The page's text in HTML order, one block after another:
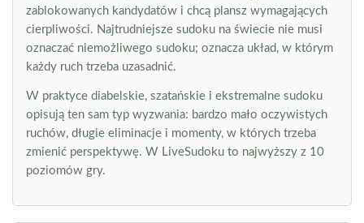
zablokowanych kandydatów i chcą plansz wymagających
cierpliwości. Najtrudniejsze sudoku na świecie nie musi
oznaczać niemożliwego sudoku; oznacza układ, w którym
każdy ruch trzeba uzasadnić.
W praktyce diabelskie, szatańskie i ekstremalne sudoku
opisują ten sam typ wyzwania: bardzo mało oczywistych
ruchów, długie eliminacje i momenty, w których trzeba
zmienić perspektywę. W LiveSudoku to najwyższy z 10
poziomów gry.